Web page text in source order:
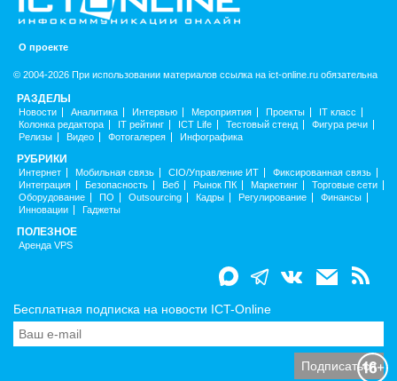
О проекте
© 2004-2026 При использовании материалов ссылка на ict-online.ru обязательна
РАЗДЕЛЫ
Новости Аналитика Интервью Мероприятия Проекты
IT класс
Колонка редактора
IT рейтинг ICT Life Тестовый стенд
Фигура речи
Релизы
Видео Фотогалерея Инфографика
РУБРИКИ
Интернет Мобильная связь CIO/Управление ИТ
Фиксированная связь
Интеграция
Безопасность Веб Рынок ПК Маркетинг
Торговые сети
Оборудование
ПО Outsourcing Кадры Регулирование
Финансы
Инновации
Гаджеты
ПОЛЕЗНОЕ
Аренда VPS
Бесплатная подписка на новости ICT-Online